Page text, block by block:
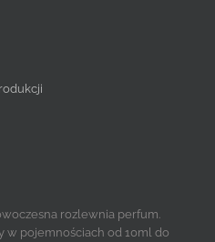
rozlewnia perfum.
w pojemnościach od 10ml do